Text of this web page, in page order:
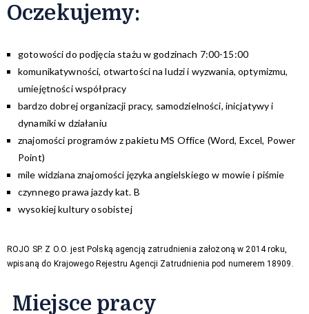
Oczekujemy:
gotowości do podjęcia stażu w godzinach 7:00-15:00
komunikatywności, otwartości na ludzi i wyzwania, optymizmu,
umiejętności współpracy
bardzo dobrej organizacji pracy, samodzielności, inicjatywy i
dynamiki w działaniu
znajomości programów z pakietu MS Office (Word, Excel, Power
Point)
mile widziana znajomości języka angielskiego w mowie i piśmie
czynnego prawa jazdy kat. B
wysokiej kultury osobistej
ROJO SP. Z O.O. jest Polską agencją zatrudnienia założoną w 2014 roku,
wpisaną do Krajowego Rejestru Agencji Zatrudnienia pod numerem 18909.
Miejsce pracy